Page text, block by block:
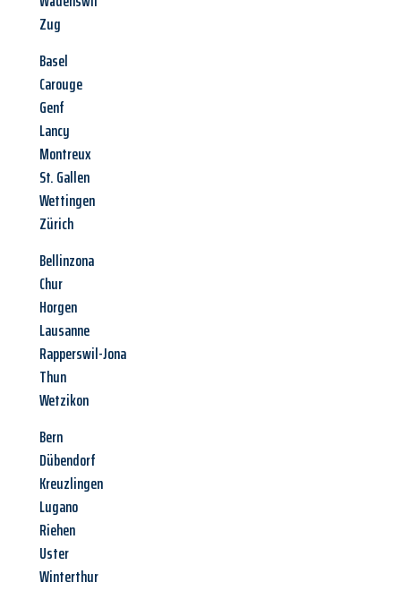
Zug
Basel
Carouge
Genf
Lancy
Montreux
St. Gallen
Wettingen
Zürich
Bellinzona
Chur
Horgen
Lausanne
Rapperswil-Jona
Thun
Wetzikon
Bern
Dübendorf
Kreuzlingen
Lugano
Riehen
Uster
Winterthur